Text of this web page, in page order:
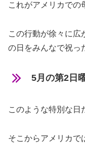
これがアメリカでの
この行動が徐々に広
の日をみんなで祝っ
5月の第2日
このような特別な日
そこからアメリカで